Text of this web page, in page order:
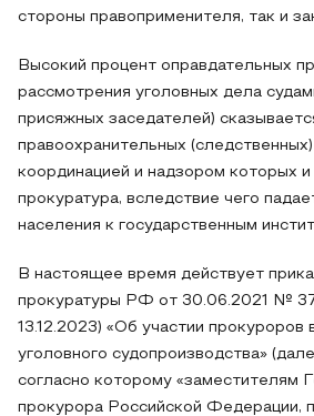
стороны правоприменителя, так и
Высокий процент оправдательных
рассмотрения уголовных дела
присяжных заседателей)
правоохранительных (следственных)
координацией и надзором которых и
прокуратура, вследствие чего
населения к государственным
В настоящее время действует
прокуратуры РФ от 30.06.2021 №
13.12.2023) «Об участии прокуроров
уголовного судопроизводства»
согласно которому «заместителям
прокурора Российской Федерации,